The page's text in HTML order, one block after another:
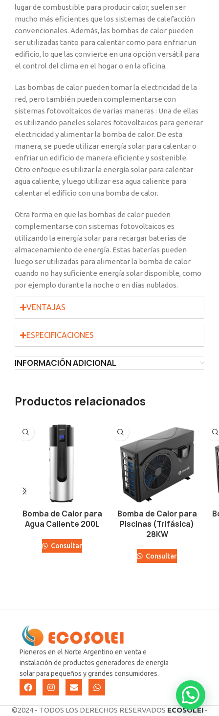
lugar de combustible para producir calor, suelen ser
mucho más eficientes que los sistemas de calefacción
convencionales. Además, las bombas de calor pueden
ser utilizadas tanto para calentar como para enfriar un
edificio, lo que las convierte en una opción versátil para
el control del clima en el hogar o en la oficina.
Las bombas de calor pueden tomar la electricidad de la
red, pero también pueden complementarse con
sistemas fotovoltaicos de varias maneras : Una de ellas
es utilizando paneles solares fotovoltaicos para generar
electricidad y alimentar la bomba de calor. De esta
manera, se puede utilizar energía solar para calentar o
enfriar un edificio de manera eficiente y sostenible.
Otro enfoque es utilizar la energía solar para calentar
agua caliente, y luego utilizar esa agua caliente para
calentar el edificio con una bomba de calor.
Otra forma en que las bombas de calor pueden
complementarse con sistemas fotovoltaicos es
utilizando la energía solar para recargar baterías de
almacenamiento de energía. Estas baterías pueden
luego ser utilizadas para alimentar la bomba de calor
cuando no hay suficiente energía solar disponible, como
por ejemplo durante la noche o en días nublados.
VENTAJAS
ESPECIFICACIONES
INFORMACIÓN ADICIONAL
Productos relacionados
Bomba de Calor para
Agua Caliente 200L
Consultar
Bomba de Calor para
Piscinas (Trifásica)
28KW
Consultar
Pioneros en el Norte Argentino en venta e
instalación de productos generadores de energía
solar para pequeños y grandes consumidores.
©2024 - TODOS LOS DERECHOS RESERVADOS ECOSOLEI-